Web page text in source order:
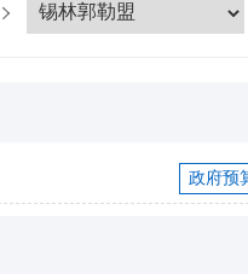
政府预